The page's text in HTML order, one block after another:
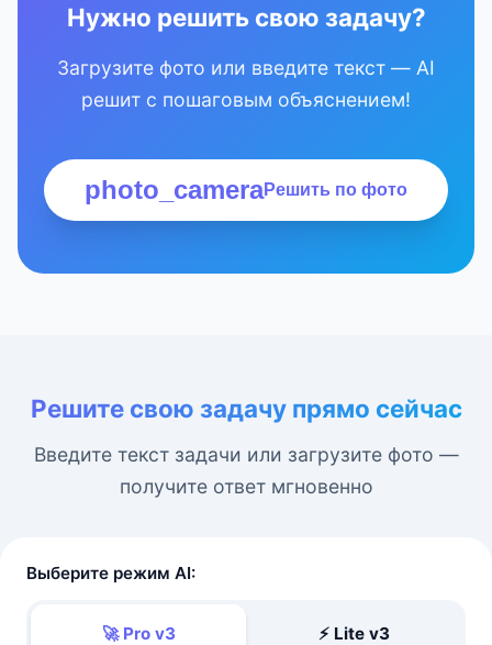
Нужно решить свою задачу?
Загрузите фото или введите текст — AI
решит с пошаговым объяснением!
photo_cameraРешить по фото
Решите свою задачу прямо сейчас
Введите текст задачи или загрузите фото —
получите ответ мгновенно
Выберите режим AI:
🚀 Pro v3 ⚡ Lite v3